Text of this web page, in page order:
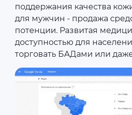
поддержания качества
для мужчин - продажа
потенции. Развитая
доступностью для
торговать БАДами или